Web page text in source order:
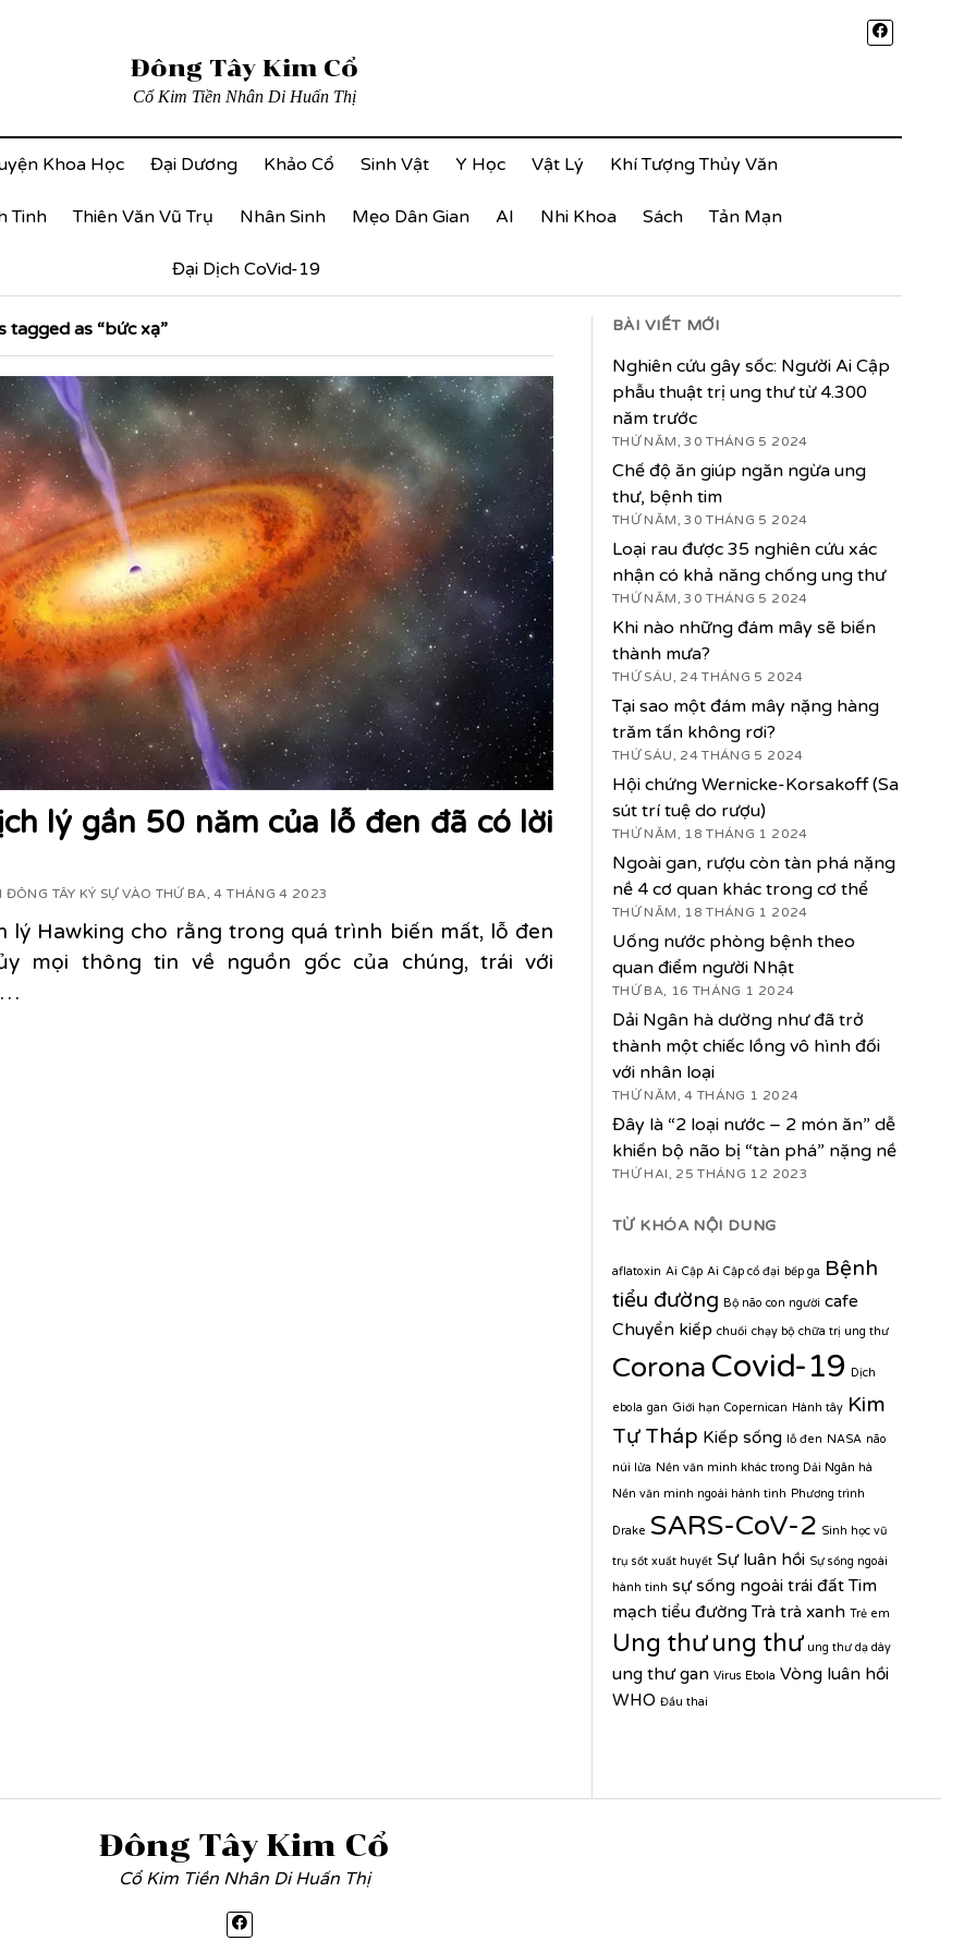
Đông Tây Kim Cổ
Cổ Kim Tiền Nhân Di Huấn Thị
Khoa Học Đại Dương Khảo Cổ Sinh Vật Y Học Vật Lý Khí Tượng Thủy Văn
Tinh Thiên Văn Vũ Trụ Nhân Sinh Mẹo Dân Gian AI Nhi Khoa Sách Tản Mạn
Đại Dịch CoVid-19
tagged as “bức xạ”
lý gần 50 năm của lỗ đen đã có lời
ĐÔNG TÂY KÝ SỰ VÀO THỨ BA, 4 THÁNG 4 2023
lý Hawking cho rằng trong quá trình biến mất, lỗ đen
mọi thông tin về nguồn gốc của chúng, trái với
BÀI VIẾT MỚI
Nghiên cứu gây sốc: Người Ai Cập
phẫu thuật trị ung thư từ 4.300
năm trước
THỨ NĂM, 30 THÁNG 5 2024
Chế độ ăn giúp ngăn ngừa ung
thư, bệnh tim
THỨ NĂM, 30 THÁNG 5 2024
Loại rau được 35 nghiên cứu xác
nhận có khả năng chống ung thư
THỨ NĂM, 30 THÁNG 5 2024
Khi nào những đám mây sẽ biến
thành mưa?
THỨ SÁU, 24 THÁNG 5 2024
Tại sao một đám mây nặng hàng
trăm tấn không rơi?
THỨ SÁU, 24 THÁNG 5 2024
Hội chứng Wernicke-Korsakoff (Sa
sút trí tuệ do rượu)
THỨ NĂM, 18 THÁNG 1 2024
Ngoài gan, rượu còn tàn phá nặng
nề 4 cơ quan khác trong cơ thể
THỨ NĂM, 18 THÁNG 1 2024
Uống nước phòng bệnh theo
quan điểm người Nhật
THỨ BA, 16 THÁNG 1 2024
Dải Ngân hà dường như đã trở
thành một chiếc lồng vô hình đối
với nhân loại
THỨ NĂM, 4 THÁNG 1 2024
Đây là “2 loại nước – 2 món ăn” dễ
khiến bộ não bị “tàn phá” nặng nề
THỨ HAI, 25 THÁNG 12 2023
TỪ KHÓA NỘI DUNG
aflatoxin Ai Cập Ai Cập cổ đại bếp ga Bệnh
tiểu đường Bộ não con người cafe
Chuyển kiếp chuối chạy bộ chữa trị ung thư
Corona Covid-19 Dịch
ebola gan Giới hạn Copernican Hành tây Kim
Tự Tháp Kiếp sống lỗ đen NASA não
núi lửa Nền văn minh khác trong Dải Ngân hà
Nền văn minh ngoài hành tinh Phương trình
Drake SARS-CoV-2 Sinh học vũ
trụ sốt xuất huyết Sự luân hồi Sự sống ngoài
hành tinh sự sống ngoài trái đất Tim
mạch tiểu đường Trà trà xanh Trẻ em
Ung thư ung thư ung thư dạ dày
ung thư gan Virus Ebola Vòng luân hồi
WHO Đầu thai
Đông Tây Kim Cổ
Cổ Kim Tiền Nhân Di Huấn Thị